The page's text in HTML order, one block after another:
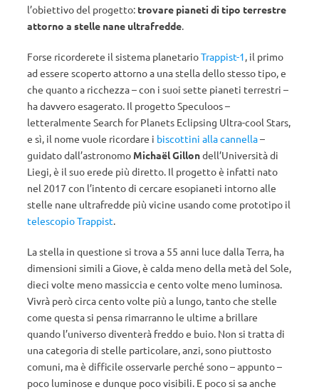
l’obiettivo del progetto: trovare pianeti di tipo terrestre
attorno a stelle nane ultrafredde.
Forse ricorderete il sistema planetarioTrappist-1, il primo
ad essere scoperto attorno a una stella dello stesso tipo, e
che quanto a ricchezza – con i suoi sette pianeti terrestri –
ha davvero esagerato. Il progetto Speculoos –
letteralmente Search for Planets Eclipsing Ultra-cool Stars,
e sì, il nome vuole ricordare i biscottini alla cannella–
guidato dall’astronomo Michaël Gillondell’Università di
Liegi, è il suo erede più diretto. Il progetto è infatti nato
nel 2017 con l’intento di cercare esopianeti intorno alle
stelle nane ultrafredde più vicine usando come prototipo il
telescopio Trappist.
La stella in questione si trova a 55 anni luce dalla Terra, ha
dimensioni simili a Giove, è calda meno della metà del Sole,
dieci volte meno massiccia e cento volte meno luminosa.
Vivrà però circa cento volte più a lungo, tanto che stelle
come questa si pensa rimarranno le ultime a brillare
quando l’universo diventerà freddo e buio. Non si tratta di
una categoria di stelle particolare, anzi, sono piuttosto
comuni, ma è difficile osservarle perché sono – appunto –
poco luminose e dunque poco visibili. E poco si sa anche